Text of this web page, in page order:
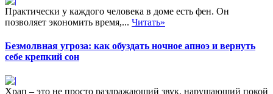
Практически у каждого человека в доме есть фен. Он
позволяет экономить время,... Читать»
Безмолвная угроза: как обуздать ночное апноэ и вернуть
себе крепкий сон
Храп – это не просто раздражающий звук, нарушающий покой